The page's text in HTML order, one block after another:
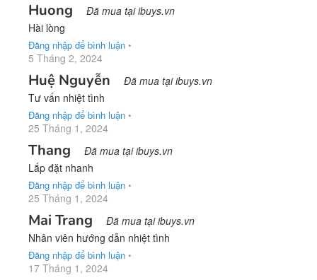
Huong Đã mua tại ibuys.vn
Hài lòng
Đăng nhập để bình luận •
5 Tháng 2, 2024
Huệ Nguyễn Đã mua tại ibuys.vn
Tư vấn nhiệt tình
Đăng nhập để bình luận •
25 Tháng 1, 2024
Thang Đã mua tại ibuys.vn
Lắp đặt nhanh
Đăng nhập để bình luận •
25 Tháng 1, 2024
Mai Trang Đã mua tại ibuys.vn
Nhân viên hướng dẫn nhiệt tình
Đăng nhập để bình luận •
17 Tháng 1, 2024